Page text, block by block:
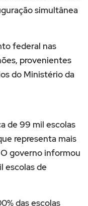
simultânea
federal nas
provenientes
do Ministério da
de 99 mil escolas
representa mais
O governo informou
escolas de
das escolas